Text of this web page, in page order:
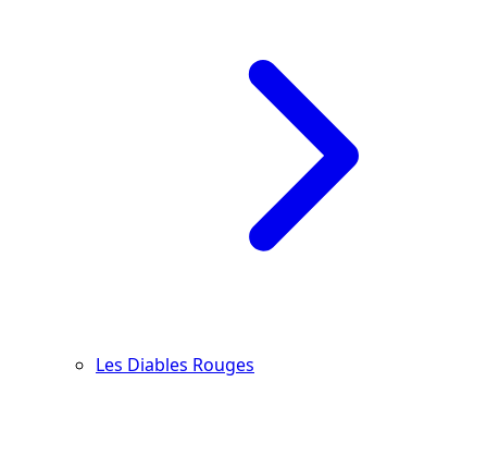
Les Diables Rouges